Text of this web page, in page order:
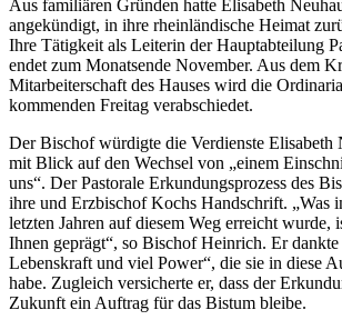
Aus familiären Gründen hatte Elisabeth
angekündigt, in ihre rheinländische Heimat
Ihre Tätigkeit als Leiterin der Hauptabteilung
endet zum Monatsende November. Aus dem
Mitarbeiterschaft des Hauses wird die
kommenden Freitag verabschiedet.
Der Bischof würdigte die Verdienste Elisabeth
mit Blick auf den Wechsel von „einem
uns“. Der Pastorale Erkundungsprozess des
ihre und Erzbischof Kochs Handschrift. „Was
letzten Jahren auf diesem Weg erreicht wurde,
Ihnen geprägt“, so Bischof Heinrich. Er
Lebenskraft und viel Power“, die sie in diese
habe. Zugleich versicherte er, dass der
Zukunft ein Auftrag für das Bistum bleibe.